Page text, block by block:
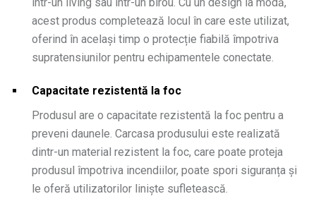
acest produs completează locul în care este utilizat,
oferind în același timp o protecție fiabilă împotriva
supratensiunilor pentru echipamentele conectate.
Capacitate rezistentă la foc
Produsul are o capacitate rezistentă la foc pentru a
preveni daunele. Carcasa produsului este realizată
dintr-un material rezistent la foc, care poate proteja
produsul împotriva incendiilor, poate spori siguranța și
le oferă utilizatorilor liniște sufletească.